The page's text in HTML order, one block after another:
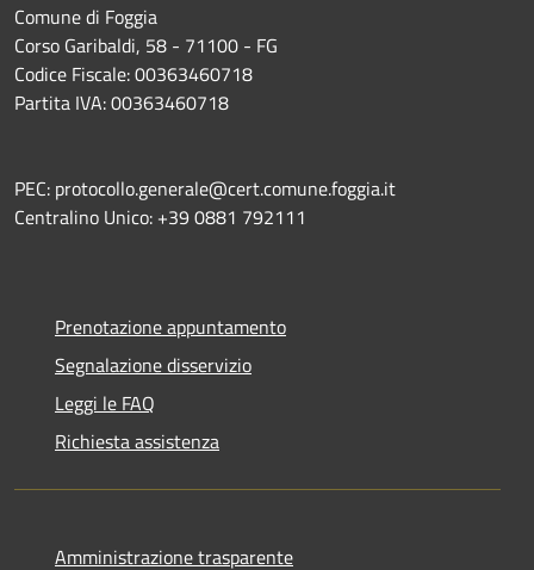
Comune di Foggia
Corso Garibaldi, 58 - 71100 - FG
Codice Fiscale: 00363460718
Partita IVA: 00363460718
PEC: protocollo.generale@cert.comune.foggia.it
Centralino Unico: +39 0881 792111
Prenotazione appuntamento
Segnalazione disservizio
Leggi le FAQ
Richiesta assistenza
Amministrazione trasparente